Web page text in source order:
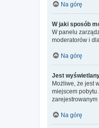
Na górę
W jaki sposób
W panelu
moderatorów i
Na górę
Jest
Możliwe, że jest
miejscem
zarejestrowanym
Na górę